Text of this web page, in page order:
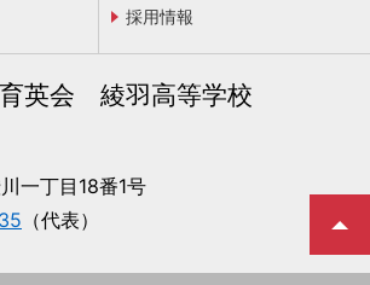
採用情報
英会 綾羽高等学校
一丁目18番1号
（代表）